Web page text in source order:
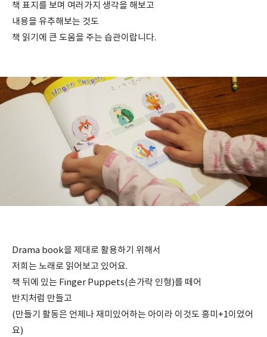
책 표지를 보며 여러가지 생각을 해보고
내용을 유추해보는 것도
책 읽기에 큰 도움을 주는 습관이랍니다.
Drama book을 제대로 활용하기 위해서
저희는 노래로 읽어보고 있어요.
책 뒤에 있는 Finger Puppets(손가락 인형)를 떼어
반지처럼 만들고
(만들기 활동은 언제나 재미있어하는 아이라 이것도 흥미+1이었어
요)